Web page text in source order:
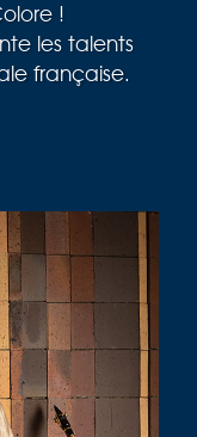
!
les talents
française.
le jazz
ce
d’autres
Orchestre
direction et
du cap des
de nous